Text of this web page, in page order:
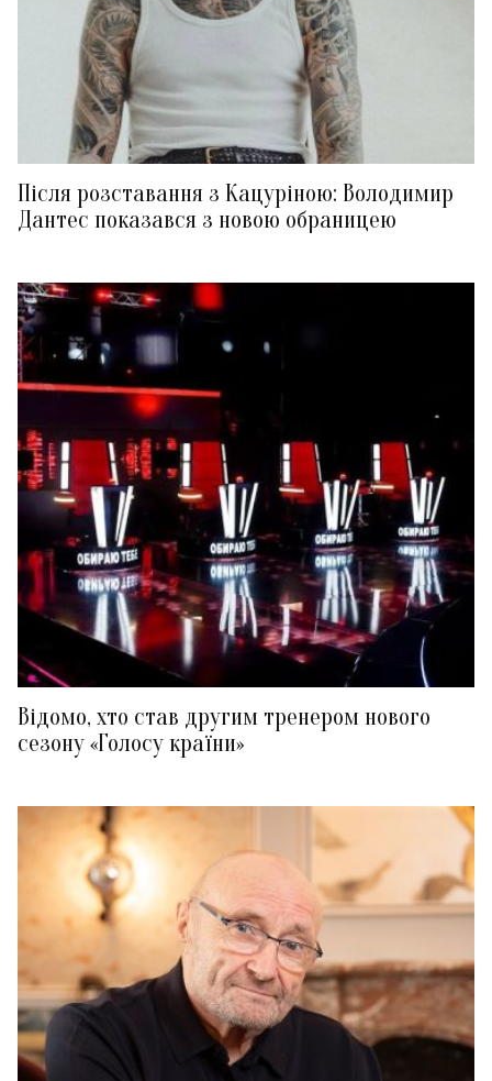
Після розставання з Кацуріною: Володимир
Дантес показався з новою обраницею
Відомо, хто став другим тренером нового
сезону «Голосу країни»